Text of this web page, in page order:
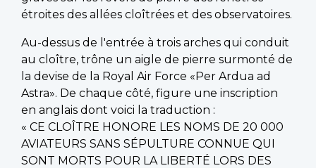
étroites des allées cloîtrées et des observatoires.
Au-dessus de l'entrée à trois arches qui conduit
au cloître, trône un aigle de pierre surmonté de
la devise de la Royal Air Force «Per Ardua ad
Astra». De chaque côté, figure une inscription
en anglais dont voici la traduction :
« CE CLOÎTRE HONORE LES NOMS DE 20 000
AVIATEURS SANS SÉPULTURE CONNUE QUI
SONT MORTS POUR LA LIBERTÉ LORS DES